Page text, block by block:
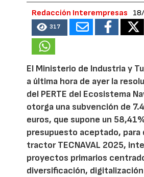
Redacción Interempresas
317
El Ministerio de Industria y
a última hora de ayer la
del PERTE del Ecosistema
otorga una subvención de
euros, que supone un
presupuesto aceptado, para
tractor TECNAVAL 2025,
proyectos primarios
diversificación,